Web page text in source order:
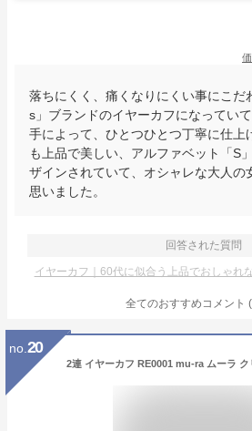
落ちにくく、痛くなりにくい事にこだ
s」ブランドのイヤーカフになってい
手によって、ひとつひとつ丁寧に仕上
も上品で美しい、アルファベット「S
ザインされていて、オシャレな大人の
思いました。
回答された質問
イヤーカフ｜60代に似合う上品でおしゃれ
全てのおすすめコメント (
no. 20